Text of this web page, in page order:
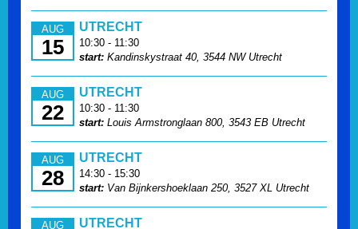
AUG
15
UTRECHT
10:30 - 11:30
start:Kandinskystraat 40, 3544 NW Utrecht
AUG
22
UTRECHT
10:30 - 11:30
start:Louis Armstronglaan 800, 3543 EB Utrecht
AUG
28
UTRECHT
14:30 - 15:30
start:Van Bijnkershoeklaan 250, 3527 XL Utrecht
AUG UTRECHT